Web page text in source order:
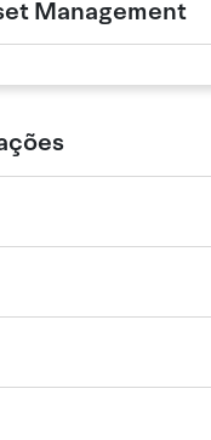
Management